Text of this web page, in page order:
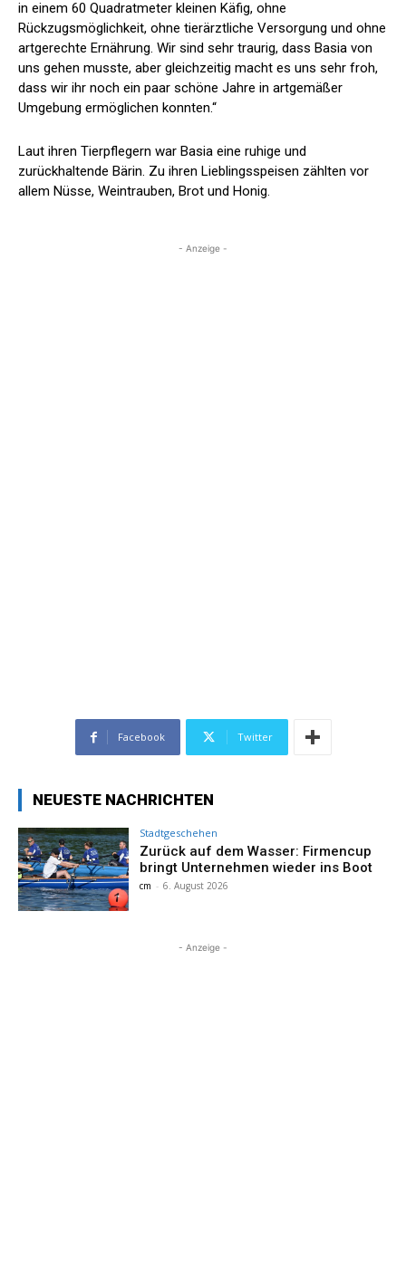
in einem 60 Quadratmeter kleinen Käfig, ohne
Rückzugsmöglichkeit, ohne tierärztliche Versorgung und ohne
artgerechte Ernährung. Wir sind sehr traurig, dass Basia von
uns gehen musste, aber gleichzeitig macht es uns sehr froh,
dass wir ihr noch ein paar schöne Jahre in artgemäßer
Umgebung ermöglichen konnten.“
Laut ihren Tierpflegern war Basia eine ruhige und
zurückhaltende Bärin. Zu ihren Lieblingsspeisen zählten vor
allem Nüsse, Weintrauben, Brot und Honig.
- Anzeige -
Facebook Twitter
NEUESTE NACHRICHTEN
Stadtgeschehen
Zurück auf dem Wasser: Firmencup
bringt Unternehmen wieder ins Boot
cm - 6. August 2026
- Anzeige -